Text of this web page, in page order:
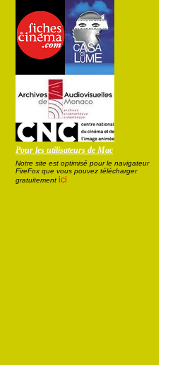
Pour les utilisateurs de Mac
Notre site est optimisé pour le navigateur
FireFox que vous pouvez télécharger
gratuitement ici